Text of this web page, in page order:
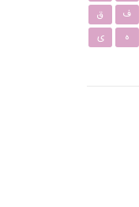
ف
ق
ه ی